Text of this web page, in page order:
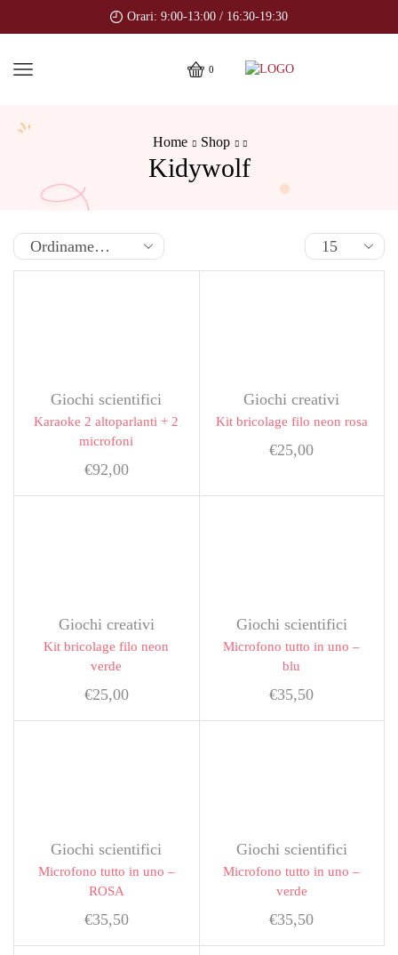
Orari: 9:00-13:00 / 16:30-19:30
0
Home Shop
Kidywolf
Giochi scientifici
Karaoke 2 altoparlanti + 2
microfoni
€92,00
Giochi creativi
Kit bricolage filo neon rosa
€25,00
Giochi creativi
Kit bricolage filo neon
verde
€25,00
Giochi scientifici
Microfono tutto in uno –
blu
€35,50
Giochi scientifici
Microfono tutto in uno –
ROSA
€35,50
Giochi scientifici
Microfono tutto in uno –
verde
€35,50